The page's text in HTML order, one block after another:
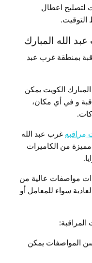
لتصليح اعطال
التوقيت.
الله المبارك
بمنطقة غرب عبد
الكويت يمكن
و في أي مكان،
مراقبه غرب عبد الله
من الكاميرات
مواصفات عالية من
سواء للمعامل أو
المراقبة:
المواصفات يمكن